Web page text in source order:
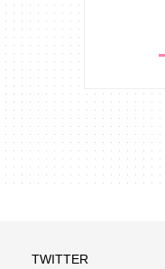
TWITTER